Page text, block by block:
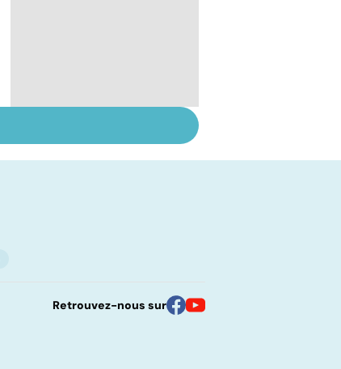
pour la vie
Retrouvez-nous sur